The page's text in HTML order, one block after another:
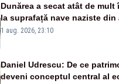
Dunărea a secat atât de mult
la suprafață nave naziste din
război mondial
1 aug. 2026, 23:10
Daniel Udrescu: De ce
deveni conceptul central al